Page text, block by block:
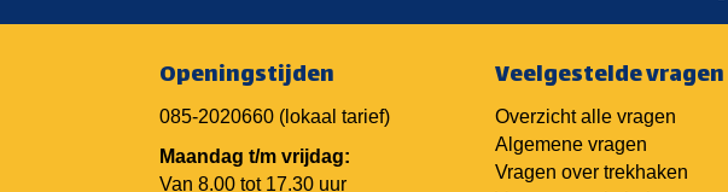
Openingstijden
085-2020660 (lokaal tarief)
Maandag t/m vrijdag:
Van 8.00 tot 17.30 uur
Veelgestelde vragen
Overzicht alle vragen
Algemene vragen
Vragen over trekhaken